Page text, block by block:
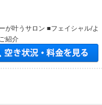
が叶うサロン ■フェイシャル/よ
紹介